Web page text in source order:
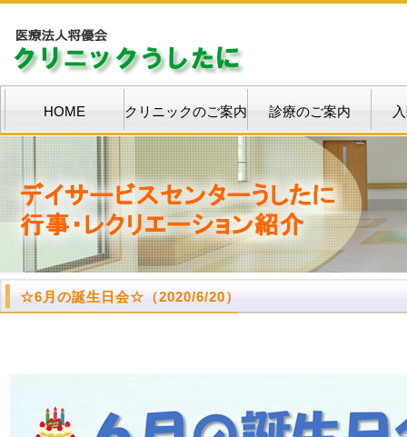
HOME クリニックのご案内 診療のご案内
☆6月の誕生日会☆ （2020/6/20）